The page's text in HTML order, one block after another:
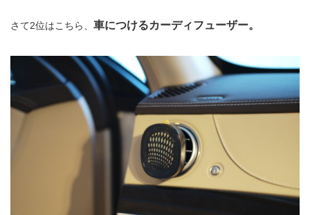
さて2位はこちら、 車につけるカーディフューザー。